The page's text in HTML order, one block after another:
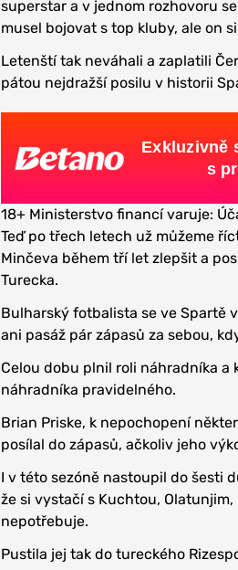
superstar a v jednom rozhovoru
musel bojovat s top kluby, ale on
Letenští tak neváhali a zaplatili
pátou nejdražší posilu v historii
Exkluzivně
s
18+ Ministerstvo financí varuje:
Teď po třech letech už můžeme
Minčeva během tří let zlepšit a
Turecka.
Bulharský fotbalista se ve Spartě
ani pasáž pár zápasů za sebou,
Celou dobu plnil roli náhradníka a
náhradníka pravidelného.
Brian Priske, k nepochopení
posílal do zápasů, ačkoliv jeho
I v této sezóně nastoupil do šesti
že si vystačí s Kuchtou,
nepotřebuje.
Pustila jej tak do tureckého